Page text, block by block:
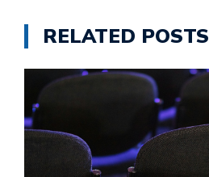
RELATED POSTS